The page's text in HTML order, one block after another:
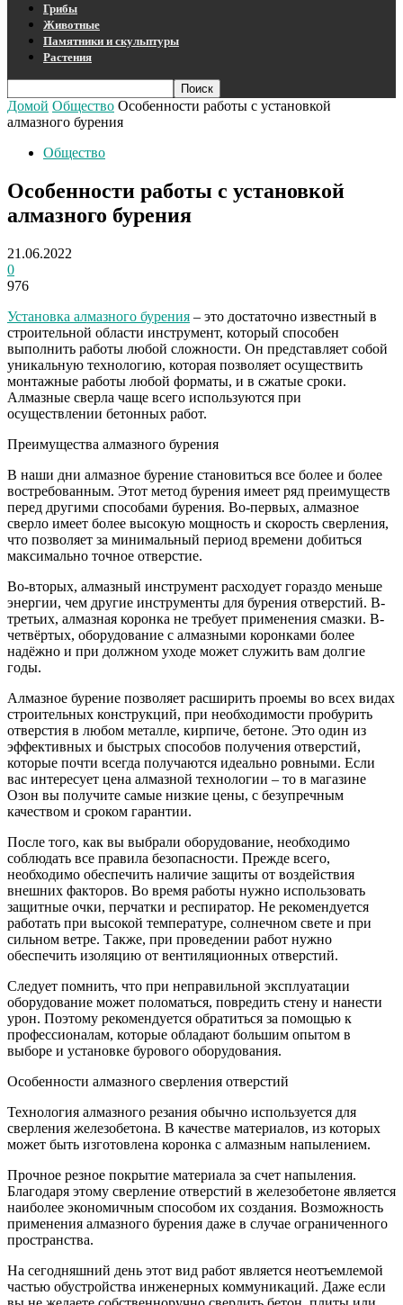
Грибы
Животные
Памятники и скульптуры
Растения
Домой Общество Особенности работы с установкой
алмазного бурения
Общество
Особенности работы с установкой
алмазного бурения
21.06.2022
0
976
Установка алмазного бурения – это достаточно известный в
строительной области инструмент, который способен
выполнить работы любой сложности. Он представляет собой
уникальную технологию, которая позволяет осуществить
монтажные работы любой форматы, и в сжатые сроки.
Алмазные сверла чаще всего используются при
осуществлении бетонных работ.
Преимущества алмазного бурения
В наши дни алмазное бурение становиться все более и более
востребованным. Этот метод бурения имеет ряд преимуществ
перед другими способами бурения. Во-первых, алмазное
сверло имеет более высокую мощность и скорость сверления,
что позволяет за минимальный период времени добиться
максимально точное отверстие.
Во-вторых, алмазный инструмент расходует гораздо меньше
энергии, чем другие инструменты для бурения отверстий. В-
третьих, алмазная коронка не требует применения смазки. В-
четвёртых, оборудование с алмазными коронками более
надёжно и при должном уходе может служить вам долгие
годы.
Алмазное бурение позволяет расширить проемы во всех видах
строительных конструкций, при необходимости пробурить
отверстия в любом металле, кирпиче, бетоне. Это один из
эффективных и быстрых способов получения отверстий,
которые почти всегда получаются идеально ровными. Если
вас интересует цена алмазной технологии – то в магазине
Озон вы получите самые низкие цены, с безупречным
качеством и сроком гарантии.
После того, как вы выбрали оборудование, необходимо
соблюдать все правила безопасности. Прежде всего,
необходимо обеспечить наличие защиты от воздействия
внешних факторов. Во время работы нужно использовать
защитные очки, перчатки и респиратор. Не рекомендуется
работать при высокой температуре, солнечном свете и при
сильном ветре. Также, при проведении работ нужно
обеспечить изоляцию от вентиляционных отверстий.
Следует помнить, что при неправильной эксплуатации
оборудование может поломаться, повредить стену и нанести
урон. Поэтому рекомендуется обратиться за помощью к
профессионалам, которые обладают большим опытом в
выборе и установке бурового оборудования.
Особенности алмазного сверления отверстий
Технология алмазного резания обычно используется для
сверления железобетона. В качестве материалов, из которых
может быть изготовлена коронка с алмазным напылением.
Прочное резное покрытие материала за счет напыления.
Благодаря этому сверление отверстий в железобетоне является
наиболее экономичным способом их создания. Возможность
применения алмазного бурения даже в случае ограниченного
пространства.
На сегодняшний день этот вид работ является неотъемлемой
частью обустройства инженерных коммуникаций. Даже если